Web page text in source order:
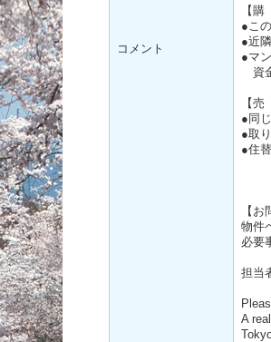
コメント
【
●こ
●近
●マ
資
【
●同
●取
●住
【お
物件
必要
担当
A